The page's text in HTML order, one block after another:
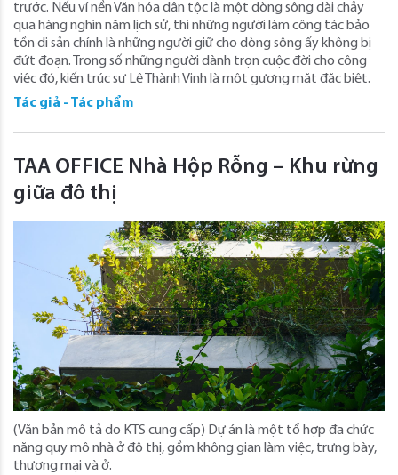
trước. Nếu ví nền Văn hóa dân tộc là một dòng sông dài chảy
qua hàng nghìn năm lịch sử, thì những người làm công tác bảo
tồn di sản chính là những người giữ cho dòng sông ấy không bị
đứt đoạn. Trong số những người dành trọn cuộc đời cho công
việc đó, kiến trúc sư Lê Thành Vinh là một gương mặt đặc biệt.
Tác giả - Tác phẩm
TAA OFFICE Nhà Hộp Rỗng – Khu rừng
giữa đô thị
(Văn bản mô tả do KTS cung cấp) Dự án là một tổ hợp đa chức
năng quy mô nhà ở đô thị, gồm không gian làm việc, trưng bày,
thương mại và ở.